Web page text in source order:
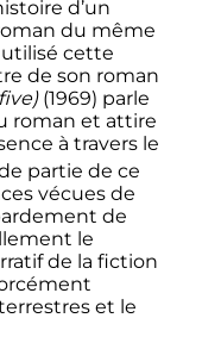
d’un
du même
cette
de son roman
(1969) parle
roman et attire
à travers le
partie de ce
vécues de
de
le
de la fiction
et le